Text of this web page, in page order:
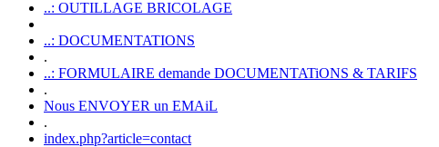
..: OUTILLAGE BRICOLAGE
..: DOCUMENTATIONS
.
..: FORMULAIRE demande DOCUMENTATiONS & TARIFS
.
Nous ENVOYER un EMAiL
.
index.php?article=contact